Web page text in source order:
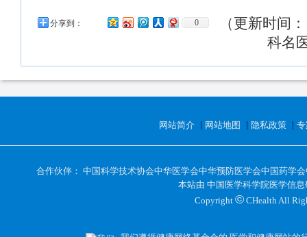
分享到： 0
（更新时间
科名
网站简介 网站地图 隐私政策
合作伙伴： 中国科学技术协会中华医学会中华预防医学会中国药学会
本站由 中国医学科学院医学信息
Copyright © CHealth All